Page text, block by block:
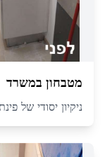
מטבחון במשרד
ניקיון יסודי של